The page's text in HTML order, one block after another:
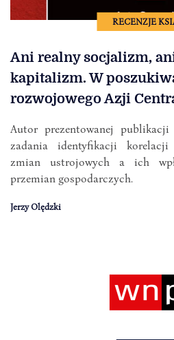
RECENZJE
Ani realny socjalizm,
kapitalizm. W
rozwojowego Azji
Autor prezentowanej
zadania identyfikacji
zmian ustrojowych a ich
przemian gospodarczych.
Jerzy Olędzki